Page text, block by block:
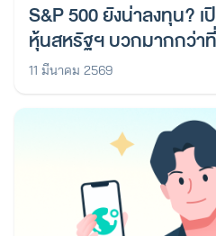
S&P 500 ยังน่าลงทุน?
หุ้นสหรัฐฯ บวกมากกว่
11 มีนาคม 2569